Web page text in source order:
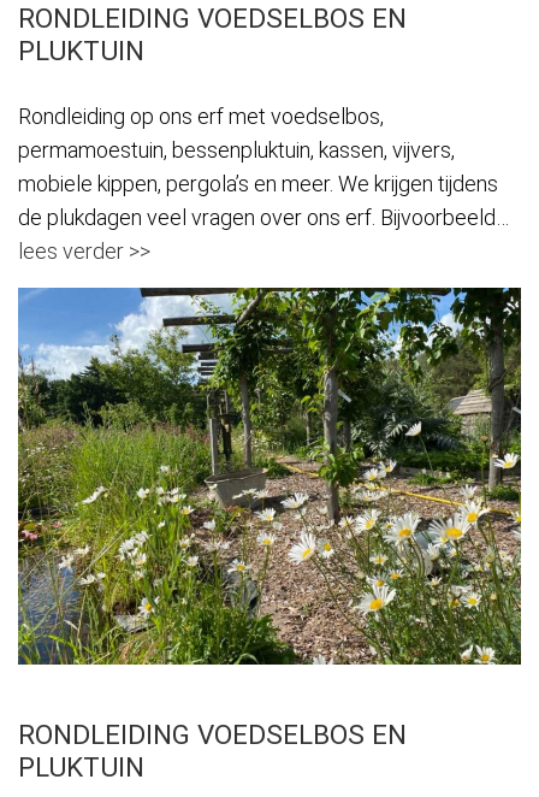
RONDLEIDING VOEDSELBOS EN
PLUKTUIN
Rondleiding op ons erf met voedselbos,
permamoestuin, bessenpluktuin, kassen, vijvers,
mobiele kippen, pergola’s en meer. We krijgen tijdens
de plukdagen veel vragen over ons erf. Bijvoorbeeld…
lees verder >>
RONDLEIDING VOEDSELBOS EN
PLUKTUIN